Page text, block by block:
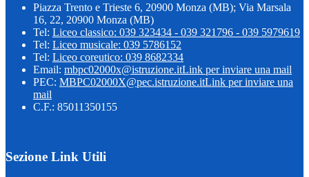
Piazza Trento e Trieste 6, 20900 Monza (MB); Via Marsala
16, 22, 20900 Monza (MB)
Tel: Liceo classico: 039 323434 - 039 321796 - 039 5979619
Tel: Liceo musicale: 039 5786152
Tel: Liceo coreutico: 039 8682334
Email: mbpc02000x@istruzione.itLink per inviare una mail
PEC: MBPC02000X@pec.istruzione.itLink per inviare una
mail
C.F.: 85011350155
Sezione Link Utili